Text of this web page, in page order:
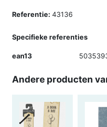
Referentie: 43136
Specifieke referenties
ean13
Andere producten